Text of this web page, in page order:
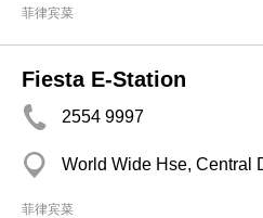
菲律宾菜
Fiesta E-Station
2554 9997
World Wide Hse, Central
菲律宾菜